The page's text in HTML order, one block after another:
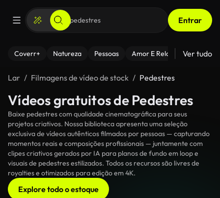
Entrar
Coverr+ Natureza Pessoas Amor E Relacionamentos
Ver tudo
Lar Filmagens de vídeo de stock Pedestres
Vídeos gratuitos de Pedestres
Baixe pedestres com qualidade cinematográfica para seus
projetos criativos. Nossa biblioteca apresenta uma seleção
exclusiva de vídeos autênticos filmados por pessoas — capturando
momentos reais e composições profissionais — juntamente com
clipes criativos gerados por IA para planos de fundo em loop e
visuais de pedestres estilizados. Todos os recursos são livres de
royalties e otimizados para edição em 4K.
Explore todo o estoque